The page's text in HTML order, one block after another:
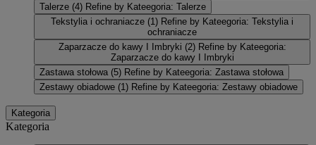
Talerze (4) Refine by Kateegoria: Talerze
Tekstylia i ochraniacze (1) Refine by Kateegoria: Tekstylia i
ochraniacze
Zaparzacze do kawy I Imbryki (2) Refine by Kateegoria:
Zaparzacze do kawy I Imbryki
Zastawa stołowa (5) Refine by Kateegoria: Zastawa stołowa
Zestawy obiadowe (1) Refine by Kateegoria: Zestawy obiadowe
Kategoria
Kategoria